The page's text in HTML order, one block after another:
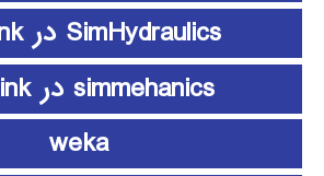
SimHydraulics در simulink
simmehanics در simulink
weka